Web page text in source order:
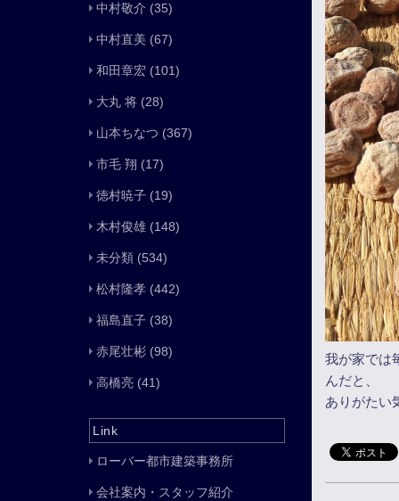
我が家では
んだと、
ありがたい
中村敬介 (35)
中村直美 (67)
和田章宏 (101)
大丸 将 (28)
山本ちなつ (367)
市毛 翔 (17)
徳村暁子 (19)
木村俊雄 (148)
未分類 (534)
松村隆孝 (442)
福島直子 (38)
赤尾壮彬 (98)
高橋亮 (41)
Link
ローバー都市建築事務所
会社案内・スタッフ紹介